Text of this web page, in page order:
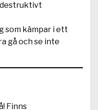
destruktivt
som kämpar i ett
gå och se inte
Finns